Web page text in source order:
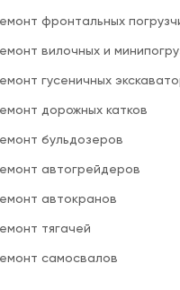
фронтальных
вилочных и
гусеничных
дорожных катков
бульдозеров
автогрейдеров
автокранов
тягачей
самосвалов